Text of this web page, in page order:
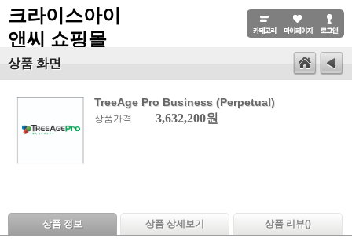
크라이스아이
앤씨 쇼핑몰
상품 화면
TreeAge Pro Business (Perpetual)
상품가격 3,632,200원
상품 정보 상품 상세보기 상품 리뷰()